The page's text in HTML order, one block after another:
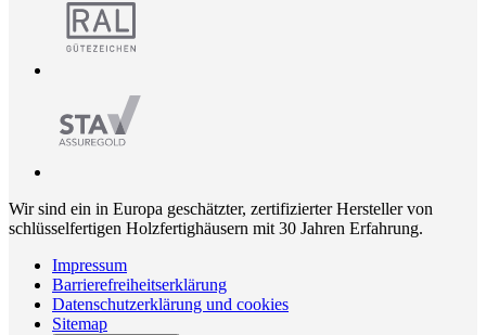
Wir sind ein in Europa geschätzter, zertifizierter Hersteller von
schlüsselfertigen Holzfertighäusern mit 30 Jahren Erfahrung.
Impressum
Barrierefreiheitserklärung
Datenschutzerklärung und cookies
Sitemap